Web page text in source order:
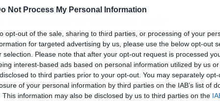
Not Process My Personal Information
opt-out of the sale, sharing to third parties, or processing of your
for targeted advertising by us, please use the below opt-out
selection. Please note that after your opt-out request is processed
interest-based ads based on personal information utilized by us
to third parties prior to your opt-out. You may separately
of your personal information by third parties on the IAB’s list of
This information may also be disclosed by us to third parties on the
meten la pata
oficiales cuidan la tipografía, los colores
o con letras ligeramente más gruesas
pasa con las etiquetas interiores: en las
impresos con nitidez. Las imitaciones
tipográficos o, directamente, ni las